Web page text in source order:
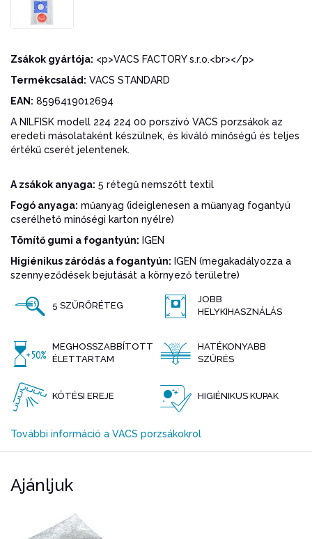
Zsákok gyártója: <p>VACS FACTORY s.r.o.<br></p>
Termékcsalád: VACS STANDARD
EAN: 8596419012694
A NILFISK modell 224 224 00 porszívó VACS porzsákok az
eredeti másolataként készülnek, és kiváló minőségű és teljes
értékű cserét jelentenek.
A zsákok anyaga: 5 rétegű nemszőtt textil
Fogó anyaga: műanyag (ideiglenesen a műanyag fogantyú
cserélhető minőségi karton nyélre)
Tömítő gumi a fogantyún: IGEN
Higiénikus záródás a fogantyún: IGEN (megakadályozza a
szennyeződések bejutását a környező területre)
5 SZŰRŐRÉTEG
JOBB
HELYKIHASZNÁLÁS
MEGHOSSZABBÍTOTT
ÉLETTARTAM
HATÉKONYABB
SZŰRÉS
KÖTÉSI EREJE HIGIÉNIKUS KUPAK
További információ a VACS porzsákokrol
Ajánljuk